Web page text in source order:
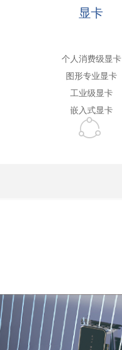
个人消费级显卡
图形专业显卡
工业级显卡
嵌入式显卡
ꁢ
显卡